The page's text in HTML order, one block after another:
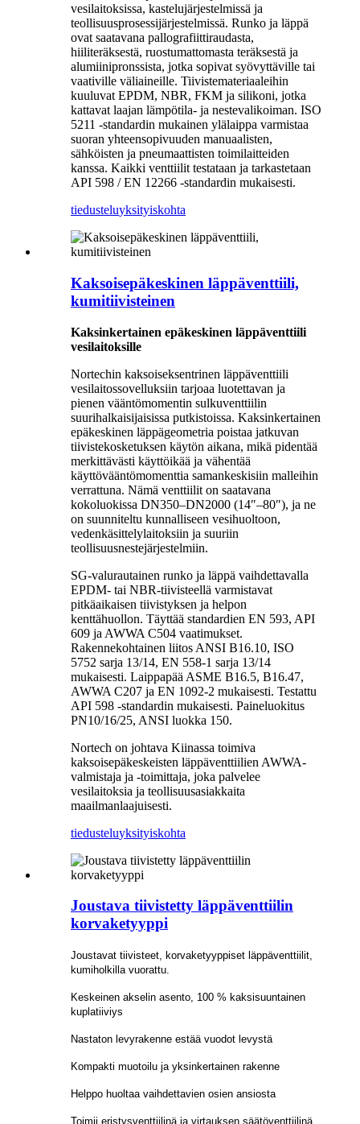
vesilaitoksissa, kastelujärjestelmissä ja
teollisuusprosessijärjestelmissä. Runko ja läppä
ovat saatavana pallografiittiraudasta,
hiiliteräksestä, ruostumattomasta teräksestä ja
alumiinipronssista, jotka sopivat syövyttäville tai
vaativille väliaineille. Tiivistemateriaaleihin
kuuluvat EPDM, NBR, FKM ja silikoni, jotka
kattavat laajan lämpötila- ja nestevalikoiman. ISO
5211 -standardin mukainen ylälaippa varmistaa
suoran yhteensopivuuden manuaalisten,
sähköisten ja pneumaattisten toimilaitteiden
kanssa. Kaikki venttiilit testataan ja tarkastetaan
API 598 / EN 12266 -standardin mukaisesti.
tiedusteluyksityiskohta
Kaksoisepäkeskinen läppäventtiili,
kumitiivisteinen
Kaksinkertainen epäkeskinen läppäventtiili
vesilaitoksille
Nortechin kaksoiseksentrinen läppäventtiili
vesilaitossovelluksiin tarjoaa luotettavan ja
pienen vääntömomentin sulkuventtiilin
suurihalkaisijaisissa putkistoissa. Kaksinkertainen
epäkeskinen läppägeometria poistaa jatkuvan
tiivistekosketuksen käytön aikana, mikä pidentää
merkittävästi käyttöikää ja vähentää
käyttövääntömomenttia samankeskisiin malleihin
verrattuna. Nämä venttiilit on saatavana
kokoluokissa DN350–DN2000 (14″–80″), ja ne
on suunniteltu kunnalliseen vesihuoltoon,
vedenkäsittelylaitoksiin ja suuriin
teollisuusnestejärjestelmiin.
SG-valurautainen runko ja läppä vaihdettavalla
EPDM- tai NBR-tiivisteellä varmistavat
pitkäaikaisen tiivistyksen ja helpon
kenttähuollon. Täyttää standardien EN 593, API
609 ja AWWA C504 vaatimukset.
Rakennekohtainen liitos ANSI B16.10, ISO
5752 sarja 13/14, EN 558-1 sarja 13/14
mukaisesti. Laippapää ASME B16.5, B16.47,
AWWA C207 ja EN 1092-2 mukaisesti. Testattu
API 598 -standardin mukaisesti. Paineluokitus
PN10/16/25, ANSI luokka 150.
Nortech on johtava Kiinassa toimiva
kaksoisepäkeskeisten läppäventtiilien AWWA-
valmistaja ja -toimittaja, joka palvelee
vesilaitoksia ja teollisuusasiakkaita
maailmanlaajuisesti.
tiedusteluyksityiskohta
Joustava tiivistetty läppäventtiilin
korvaketyyppi
Joustavat tiivisteet, korvaketyyppiset läppäventtiilit,
kumiholkilla vuorattu.
Keskeinen akselin asento, 100 % kaksisuuntainen
kuplatiiviys
Nastaton levyrakenne estää vuodot levystä
Kompakti muotoilu ja yksinkertainen rakenne
Helppo huoltaa vaihdettavien osien ansiosta
Toimii eristysventtiilinä ja virtauksen säätöventtiilinä.